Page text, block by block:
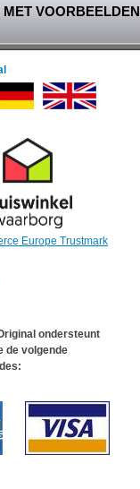
MET VOORBEELDEN
ondersteunt
de volgende